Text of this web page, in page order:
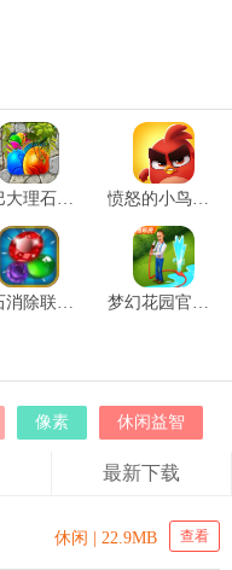
尊巴大理石爆炸 v1.0.0 愤怒的小鸟梦幻爆破 v1.75.0
像素 休闲益智
最新下载
休闲 | 22.9MB 查看